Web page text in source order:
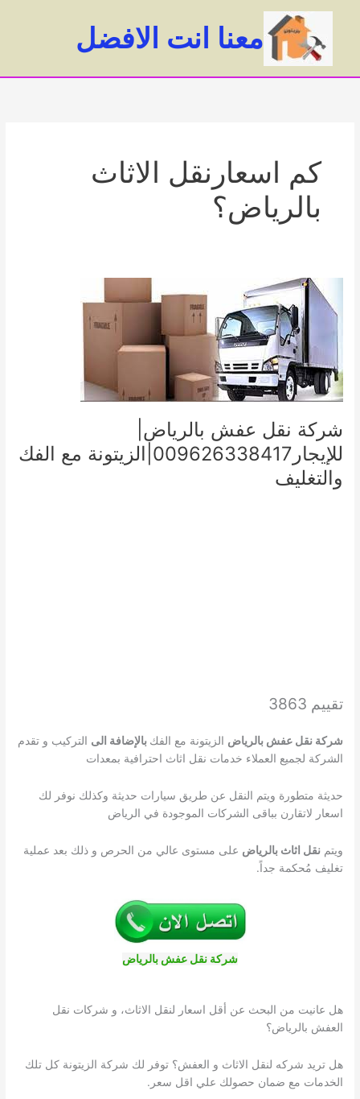
المحتوى
معنا انت الافضل
كم اسعارنقل الاثاث
بالرياض؟
شركة نقل عفش بالرياض|
للإيجار009626338417|الزيتونة مع الفك
والتغليف
تقييم 3863
شركة نقل عفش بالرياض الزيتونة مع الفك بالإضافة الى التركيب و تقدم
الشركة لجميع العملاء خدمات نقل اثاث احترافية بمعدات
حديثة متطورة ويتم النقل عن طريق سيارات حديثة وكذلك نوفر لك
اسعار لاتقارن بباقى الشركات الموجودة في الرياض
ويتمنقل اثاث بالرياض على مستوى عالي من الحرص و ذلك بعد عملية
تغليف مُحكمة جداً.
شركة نقل عفش بالرياض
هل عانيت من البحث عن أقل اسعار لنقل الاثاث، و شركات نقل
العفش بالرياض؟
هل تريد شركه لنقل الاثاث و العفش؟ توفر لك شركة الزيتونة كل تلك
الخدمات مع ضمان حصولك علي اقل سعر.